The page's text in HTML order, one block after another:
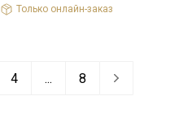
Только онлайн-заказ
4 ... 8